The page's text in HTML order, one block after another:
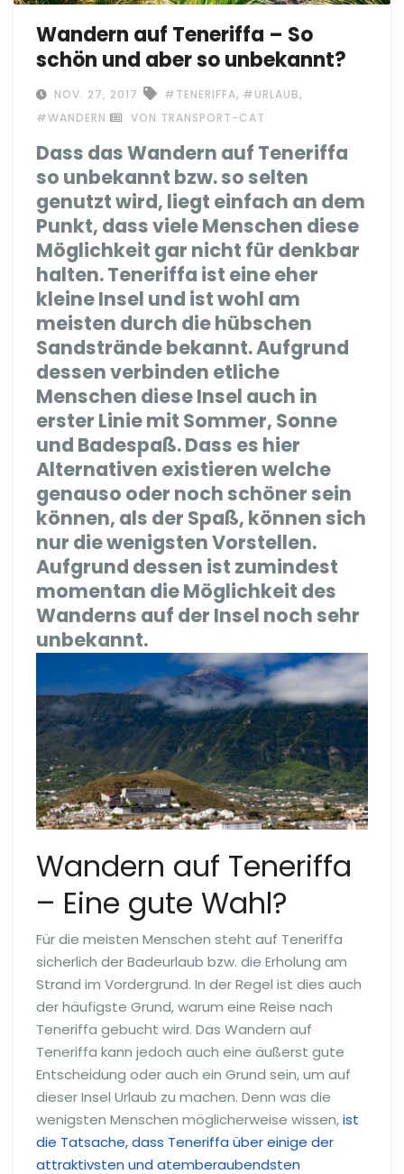
Wandern auf Teneriffa – So
schön und aber so unbekannt?
NOV. 27, 2017 #TENERIFFA, #URLAUB,
#WANDERN VON TRANSPORT-CAT
Dass das Wandern auf Teneriffa
so unbekannt bzw. so selten
genutzt wird, liegt einfach an dem
Punkt, dass viele Menschen diese
Möglichkeit gar nicht für denkbar
halten. Teneriffa ist eine eher
kleine Insel und ist wohl am
meisten durch die hübschen
Sandstrände bekannt. Aufgrund
dessen verbinden etliche
Menschen diese Insel auch in
erster Linie mit Sommer, Sonne
und Badespaß. Dass es hier
Alternativen existieren welche
genauso oder noch schöner sein
können, als der Spaß, können sich
nur die wenigsten Vorstellen.
Aufgrund dessen ist zumindest
momentan die Möglichkeit des
Wanderns auf der Insel noch sehr
unbekannt.
Wandern auf Teneriffa
– Eine gute Wahl?
Für die meisten Menschen steht auf Teneriffa
sicherlich der Badeurlaub bzw. die Erholung am
Strand im Vordergrund. In der Regel ist dies auch
der häufigste Grund, warum eine Reise nach
Teneriffa gebucht wird. Das Wandern auf
Teneriffa kann jedoch auch eine äußerst gute
Entscheidung oder auch ein Grund sein, um auf
dieser Insel Urlaub zu machen. Denn was die
wenigsten Menschen möglicherweise wissen,ist
die Tatsache, dass Teneriffa über einige der
attraktivsten und atemberaubendsten